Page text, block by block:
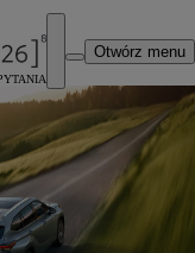
Otwórz menu